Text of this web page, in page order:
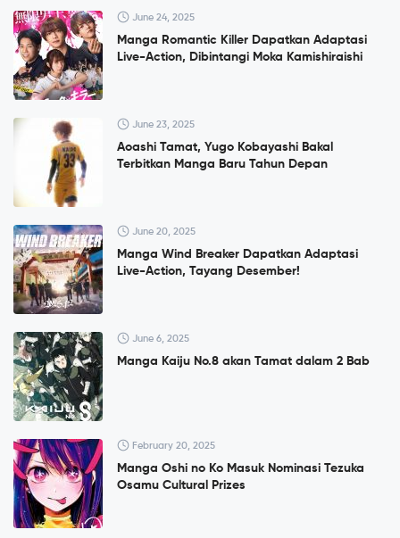
June 24, 2025
Manga Romantic Killer Dapatkan Adaptasi
Live-Action, Dibintangi Moka Kamishiraishi
June 23, 2025
Aoashi Tamat, Yugo Kobayashi Bakal
Terbitkan Manga Baru Tahun Depan
June 20, 2025
Manga Wind Breaker Dapatkan Adaptasi
Live-Action, Tayang Desember!
June 6, 2025
Manga Kaiju No.8 akan Tamat dalam 2 Bab
February 20, 2025
Manga Oshi no Ko Masuk Nominasi Tezuka
Osamu Cultural Prizes